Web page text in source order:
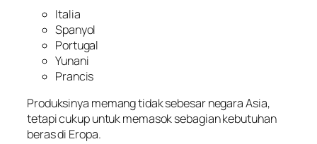
Italia
Spanyol
Portugal
Yunani
Prancis
Produksinya memang tidak sebesar negara Asia,
tetapi cukup untuk memasok sebagian kebutuhan
beras di Eropa.